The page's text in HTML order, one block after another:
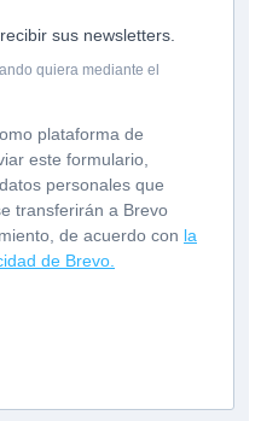
sus newsletters.
quiera mediante el
plataforma de
este formulario,
personales que
transferirán a Brevo
de acuerdo con la
de Brevo.